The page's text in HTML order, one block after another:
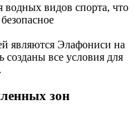
водных видов спорта, что
являются Элафониси на
все условия для
зон